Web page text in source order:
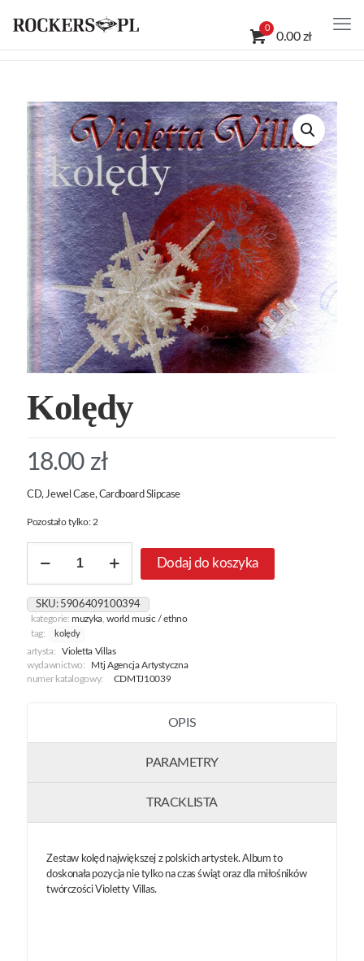
0
0.00 zł
Kolędy
18.00 zł
CD, Jewel Case, Cardboard Slipcase
Pozostało tylko: 2
Kolędy
Dodaj do koszyka
SKU: 5906409100394
kategorie:muzyka,world music / ethno
tag:
kolędy
artysta:
Violetta Villas
wydawnictwo:
Mtj Agencja Artystyczna
numer katalogowy:
CDMTJ10039
OPIS
PARAMETRY
TRACKLISTA
Zestaw kolęd największej z polskich artystek. Album to
doskonała pozycja nie tylko na czas świąt oraz dla miłośników
twórczości Violetty Villas.